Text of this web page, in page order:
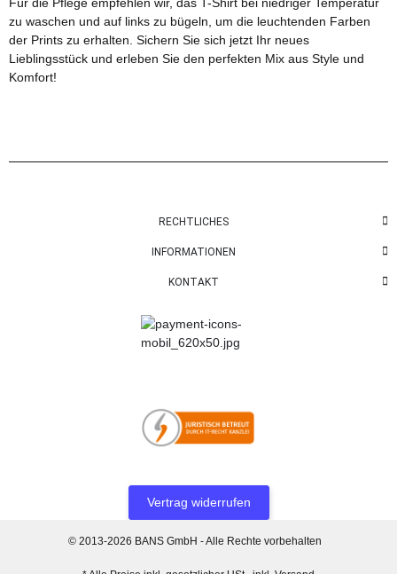
zu waschen und auf links zu bügeln, um die leuchtenden Farben
der Prints zu erhalten. Sichern Sie sich jetzt Ihr neues
Lieblingsstück und erleben Sie den perfekten Mix aus Style und
Komfort!
RECHTLICHES
INFORMATIONEN
KONTAKT
Vertrag widerrufen
© 2013-2026 BANS GmbH - Alle Rechte vorbehalten